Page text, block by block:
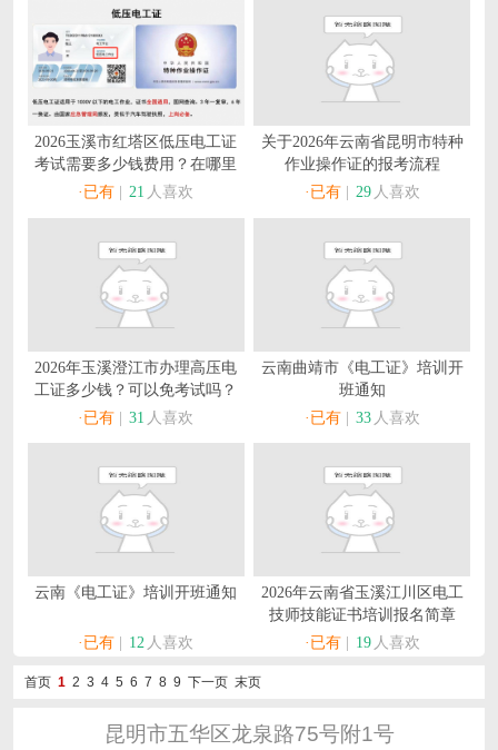
2026玉溪市红塔区低压电工证
考试需要多少钱费用？在哪里
报名？
·已有 21 人喜欢
关于2026年云南省昆明市特种
作业操作证的报考流程
·已有
29 人喜欢
2026年玉溪澄江市办理高压电
工证多少钱？可以免考试吗？
·已有 | 31 人喜欢
云南曲靖市《电工证》培训开
班通知
·已有 | 33 人喜欢
云南《电工证》培训开班通知
·已有 12 人喜欢
2026年云南省玉溪江川区电工
技师技能证书培训报名简章
·已有
19 人喜欢
首页 1 2 3 4 5 6 7 8 9 下一页 末页
昆明市五华区龙泉路75号附1号